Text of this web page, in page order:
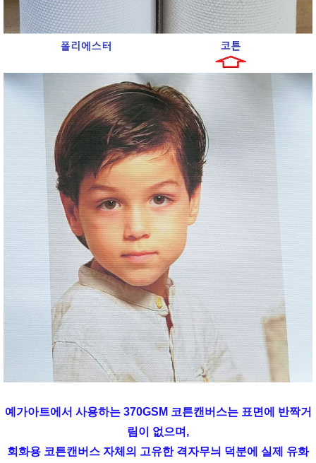
예가아트에서 사용하는 370GSM 코튼캔버스는 표면에 반짝거
림이 없으며,
회화용 코튼캔버스 자체의 고유한 격자무늬 덕분에 실제 유화